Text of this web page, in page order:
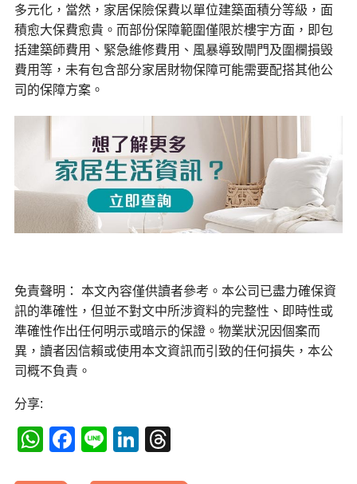
多元化，當然，家居保險保費以單位建築面積分等級，面
積愈大保費愈貴。而部份保障範圍僅限於樓宇方面，即包
括建築師費用、緊急維修費用、風暴導致閘門及圍欄損毁
費用等，未有包含部分家居財物保障可能需要配搭其他公
司的保障方案。
免責聲明： 本文內容僅供讀者參考。本公司已盡力確保資
訊的準確性，但並不對文中所涉資料的完整性、即時性或
準確性作出任何明示或暗示的保證。物業狀況因個案而
異，讀者因信賴或使用本文資訊而引致的任何損失，本公
司概不負責。
分享:
WhatsApp
Facebook
LineLinkedIn